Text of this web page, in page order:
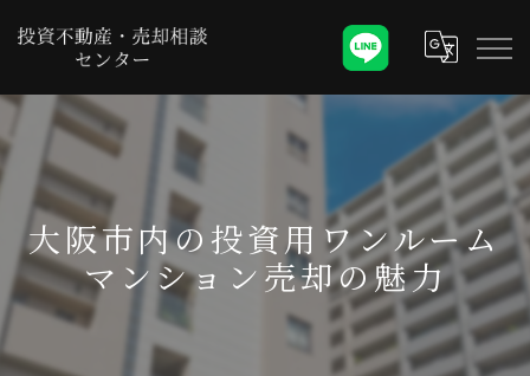
大阪市内の投資用ワンルーム
マンション売却の魅力